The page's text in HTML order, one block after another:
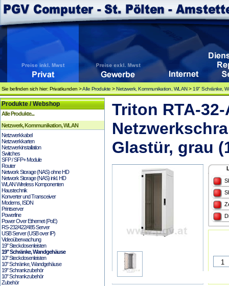
Sie befinden sich hier: Privatkunden >Alle Produkte >Netzwerk, Kommunikation, WLAN> 19" Schränke,
Produkte / Webshop
Alle Produkte...
Netzwerk, Kommunikation, WLAN
Netzwerkkabel
Netzwerkkarten
Netzwerkinstallation
Switches
SFP / SFP+ Module
Router
Network Storage (NAS) ohne HD
Network Storage (NAS) inkl. HD
WLAN Wireless Komponenten
Haustechnik
Konverter und Transceiver
Modems, ISDN
Printserver
Powerline
Power Over Ethernet (PoE)
RS-232/422/485 Server
USB Server (USB over IP)
Videoüberwachung
19" Steckdosenleisten
19" Schränke, Wandgehäuse
10" Steckdosenleisten
10" Schränke, Wandgehäuse
19" Schrankzubehör
10" Schrankzubehör
Zubehör
Triton RTA-
Glastür, grau